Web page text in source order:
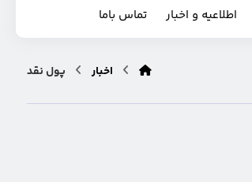
اطلاعیه و اخبار تماس باما
اخبار پول نقد